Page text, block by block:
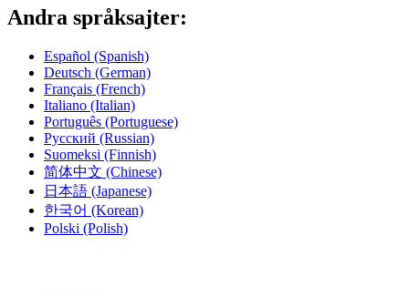
Andra språksajter:
Español (Spanish)
Deutsch (German)
Français (French)
Italiano (Italian)
Português (Portuguese)
Русский (Russian)
Suomeksi (Finnish)
简体中文 (Chinese)
日本語 (Japanese)
한국어 (Korean)
Polski (Polish)